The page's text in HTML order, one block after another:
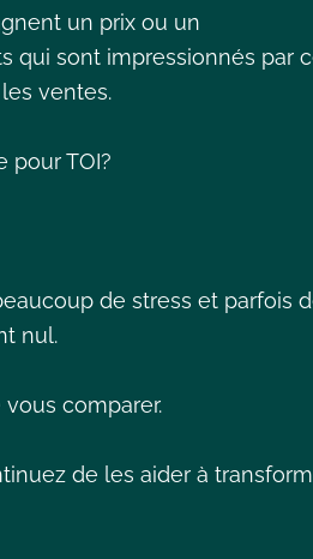
un prix ou un
qui sont impressionnés par
ventes.
pour TOI?
de stress et parfois
nul.
vous comparer.
de les aider à